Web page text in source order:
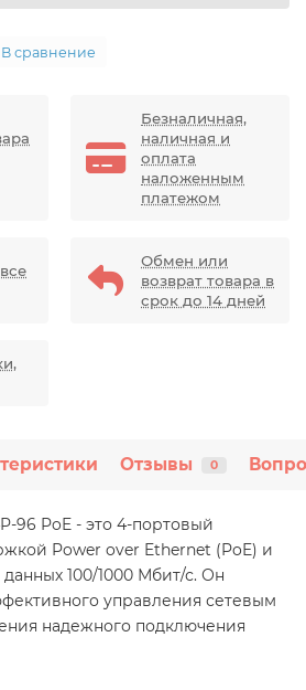
В сравнение
Безналичная,
наличная и
оплата
наложенным
платежом
Обмен или
возврат товара в
срок до 14 дней
Отзывы 0
96 PoE - это 4-портовый
Power over Ethernet (PoE) и
100/1000 Мбит/с. Он
управления сетевым
надежного подключения